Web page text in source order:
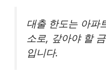
대출 한도는 아파
소로, 갚아야 할
입니다.